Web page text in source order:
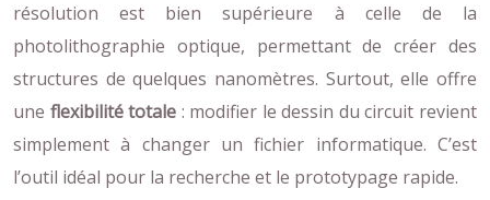
résolution est bien supérieure à celle de la
photolithographie optique, permettant de créer des
structures de quelques nanomètres. Surtout, elle offre
une flexibilité totale : modifier le dessin du circuit revient
simplement à changer un fichier informatique. C’est
l’outil idéal pour la recherche et le prototypage rapide.